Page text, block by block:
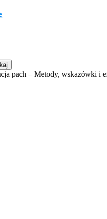
pach – Metody, wskazówki i